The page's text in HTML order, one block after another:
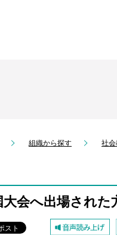
組織から探す 社
大会へ出場された